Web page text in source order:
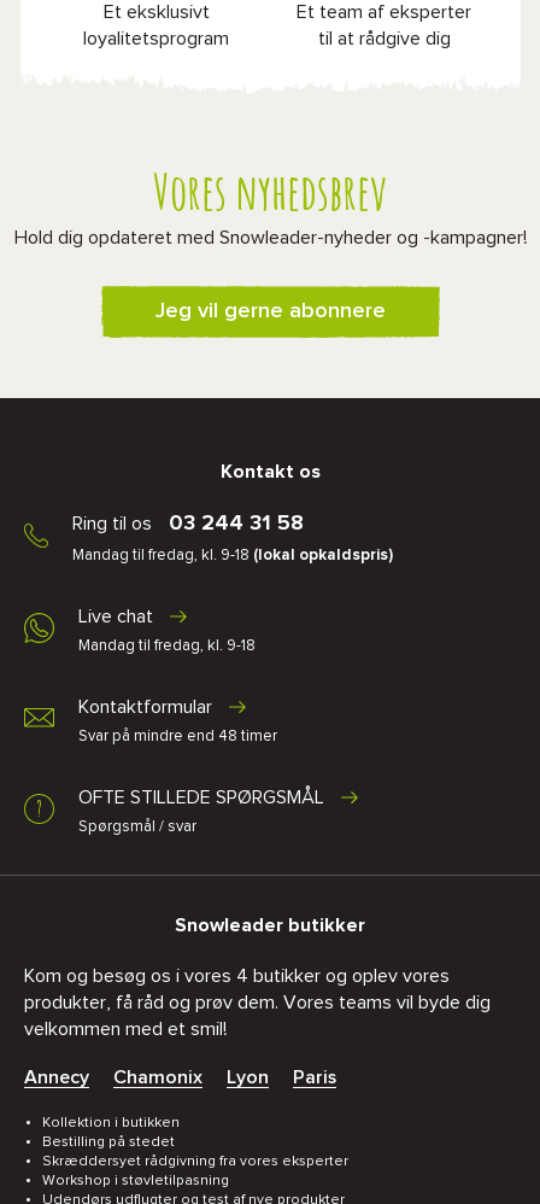
Et eksklusivt
loyalitetsprogram
Et team af eksperter
til at rådgive dig
Vores nyhedsbrev
Hold dig opdateret med Snowleader-nyheder og -kampagner!
Jeg vil gerne abonnere
Kontakt os
Ring til os 03 244 31 58
Mandag til fredag, kl. 9-18 (lokal opkaldspris)
Live chat
Mandag til fredag, kl. 9-18
Kontaktformular
Svar på mindre end 48 timer
OFTE STILLEDE SPØRGSMÅL
Spørgsmål / svar
Snowleader butikker
Kom og besøg os i vores 4 butikker og oplev vores
produkter, få råd og prøv dem. Vores teams vil byde dig
velkommen med et smil!
Annecy Chamonix Lyon Paris
Kollektion i butikken
Bestilling på stedet
Skræddersyet rådgivning fra vores eksperter
Workshop i støvletilpasning
Udendørs udflugter og test af nye produkter